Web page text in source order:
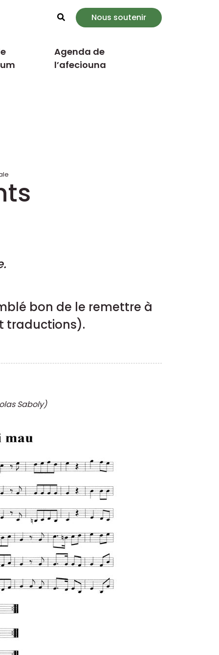
Rechercher
Nous soutenir
Agenda de
l’afeciouna
bon de le remettre à
traductions).
Saboly)